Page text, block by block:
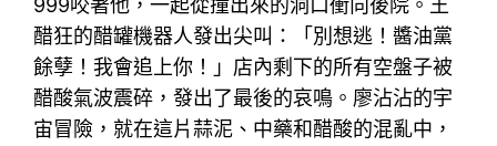
999咬著他，一起從撞出來的洞口衝向後院。王
醋狂的醋罐機器人發出尖叫：「別想逃！醬油黨
餘孽！我會追上你！」店內剩下的所有空盤子被
醋酸氣波震碎，發出了最後的哀鳴。廖沾沾的宇
宙冒險，就在這片蒜泥、中藥和醋酸的混亂中，